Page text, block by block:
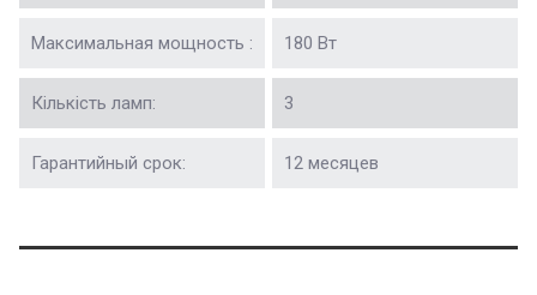
Максимальная мощность : 180 Вт
Кількість ламп: 3
Гарантийный срок: 12 месяцев